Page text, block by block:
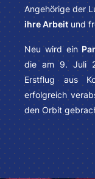
Angehörige der
ihre Arbeitund
Neu wird ein
die am 9. Juli
Erstflug aus
erfolgreich
den Orbit